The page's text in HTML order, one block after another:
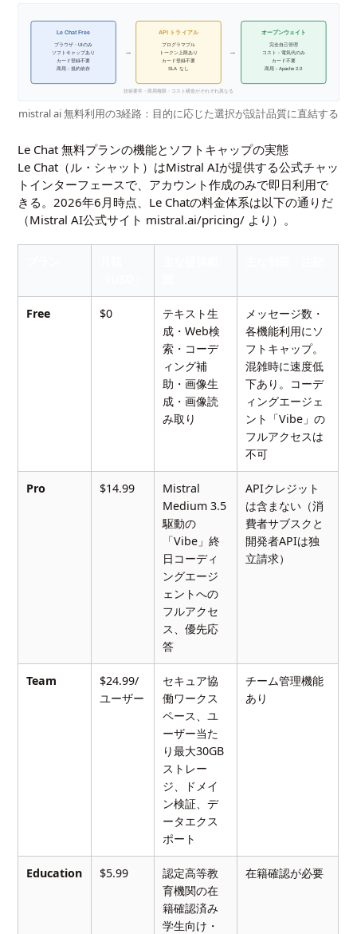
Le Chat Free API トライアル オープンウェイト
ブラウザ・UIのみ
ソフトキャップあり
カード登録不要
商用：規約依存
プログラマブル
トークン上限あり
カード登録不要
SLA なし
完全自己管理
コスト：電気代のみ
カード不要
商用：Apache 2.0
→ →
技術要件・商用権限・コスト構造がそれぞれ異なる
mistral ai 無料利用の3経路：目的に応じた選択が設計品質に直結する
Le Chat 無料プランの機能とソフトキャップの実態
Le Chat（ル・シャット）はMistral AIが提供する公式チャッ
トインターフェースで、アカウント作成のみで即日利用で
きる。2026年6月時点、Le Chatの料金体系は以下の通りだ
（Mistral AI公式サイト mistral.ai/pricing/ より）。
Free $0
テキスト生
成・Web検
索・コーデ
ィング補
助・画像生
成・画像読
み取り
メッセージ数・
各機能利用にソ
フトキャップ。
混雑時に速度低
下あり。コーデ
ィングエージェ
ント「Vibe」の
フルアクセスは
不可
Pro $14.99
Mistral
Medium 3.5
駆動の
「Vibe」終
日コーディ
ングエージ
ェントへの
フルアクセ
ス、優先応
答
APIクレジット
は含まない（消
費者サブスクと
開発者APIは独
立請求）
Team
$24.99/
ユーザー
セキュア協
働ワークス
ペース、ユ
ーザー当た
り最大30GB
ストレー
ジ、ドメイ
ン検証、デ
ータエクス
ポート
チーム管理機能
あり
Education $5.99
認定高等教
育機関の在
籍確認済み
学生向け・
在籍確認が必要